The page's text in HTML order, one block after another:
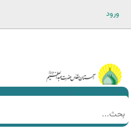
ورود
Main men-AR
استمارة
‏